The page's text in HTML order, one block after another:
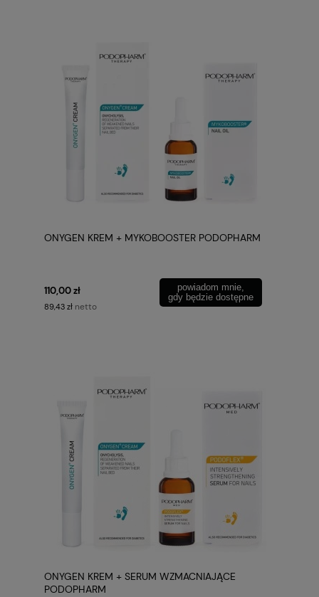
ONYGEN KREM + MYKOBOOSTER PODOPHARM
110,00 zł
89,43 zł netto
powiadom mnie,
gdy będzie dostępne
ONYGEN KREM + SERUM WZMACNIAJĄCE
PODOPHARM